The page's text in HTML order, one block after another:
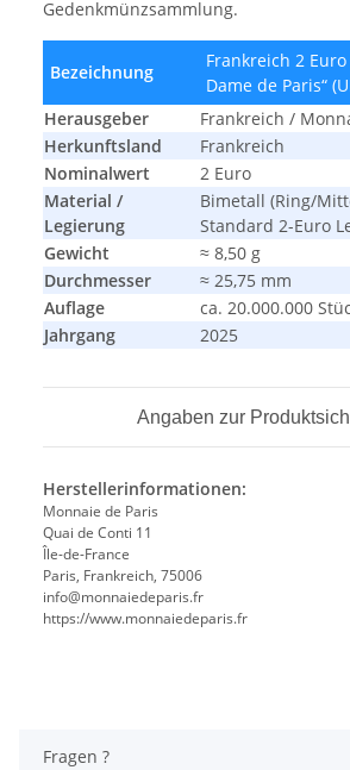
Gedenkmünzsammlung.
Bezeichnung
Frankreich 2
Dame de Paris“
Herausgeber
Frankreich /
Herkunftsland
Frankreich
Nominalwert
2 Euro
Material /
Legierung
Bimetall (Ring/
Standard 2-Euro
Gewicht
≈ 8,50 g
Durchmesser
≈ 25,75 mm
Auflage
ca. 20.000.000
Jahrgang
2025
Angaben zur
Herstellerinformationen:
Monnaie de Paris
Quai de Conti 11
Île-de-France
Paris, Frankreich, 75006
info@monnaiedeparis.fr
https://www.monnaiedeparis.fr
Fragen ?